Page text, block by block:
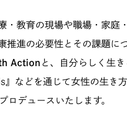
・教育の現場や職場・家庭
推進の必要性とその課題に
Action と、自分らしく生
』などを通じて女性の生き
ロデュースいたします。